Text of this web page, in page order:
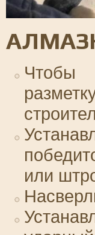
Чтобы
или